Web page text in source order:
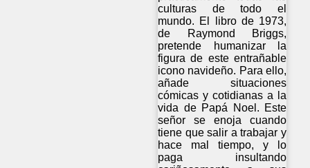
culturas de todo el
mundo. El libro de 1973,
de Raymond Briggs,
pretende humanizar la
figura de este entrañable
icono navideño. Para ello,
añade situaciones
cómicas y cotidianas a la
vida de Papá Noel. Este
señor se enoja cuando
tiene que salir a trabajar y
hace mal tiempo, y lo
paga insultando